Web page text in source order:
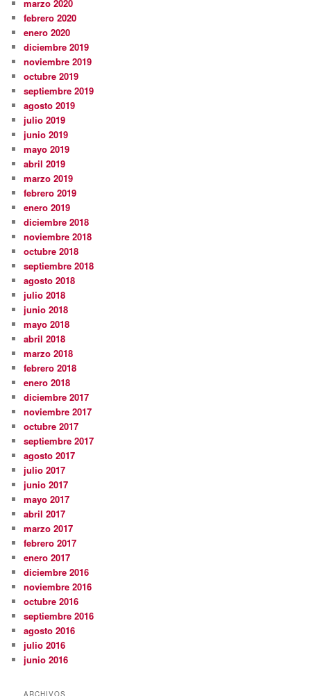
marzo 2020
febrero 2020
enero 2020
diciembre 2019
noviembre 2019
octubre 2019
septiembre 2019
agosto 2019
julio 2019
junio 2019
mayo 2019
abril 2019
marzo 2019
febrero 2019
enero 2019
diciembre 2018
noviembre 2018
octubre 2018
septiembre 2018
agosto 2018
julio 2018
junio 2018
mayo 2018
abril 2018
marzo 2018
febrero 2018
enero 2018
diciembre 2017
noviembre 2017
octubre 2017
septiembre 2017
agosto 2017
julio 2017
junio 2017
mayo 2017
abril 2017
marzo 2017
febrero 2017
enero 2017
diciembre 2016
noviembre 2016
octubre 2016
septiembre 2016
agosto 2016
julio 2016
junio 2016
ARCHIVOS